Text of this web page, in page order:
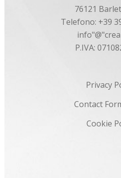
76121
Telefono: +39
P.IVA:
Privacy
Contact
Cookie